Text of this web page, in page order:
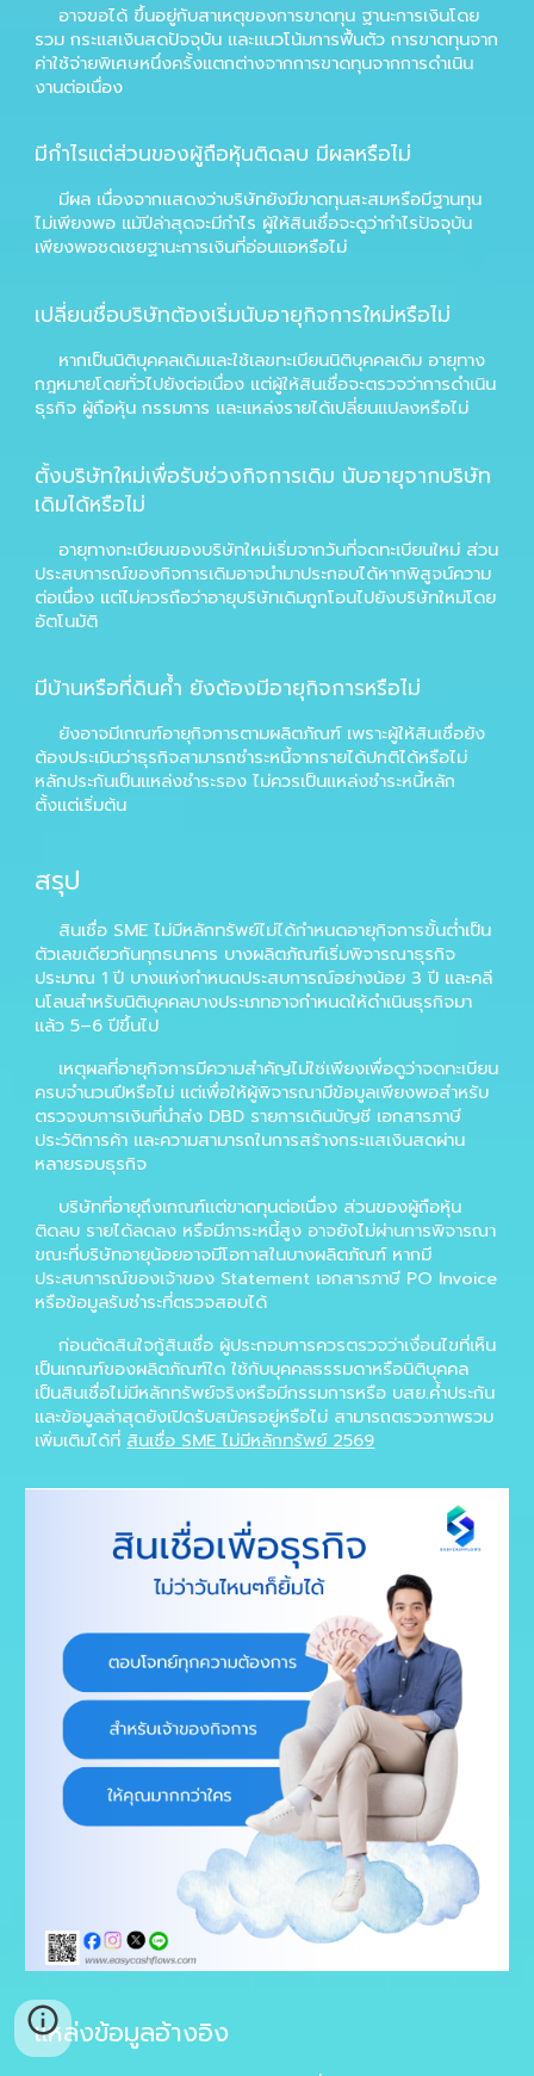
อาจขอได้ ขึ้นอยู่กับสาเหตุของการขาดทุน ฐานะการเงินโดย
รวม กระแสเงินสดปัจจุบัน และแนวโน้มการฟื้นตัว การขาดทุนจาก
ค่าใช้จ่ายพิเศษหนึ่งครั้งแตกต่างจากการขาดทุนจากการดำเนิน
งานต่อเนื่อง
มีกำไรแต่ส่วนของผู้ถือหุ้นติดลบ มีผลหรือไม่
มีผล เนื่องจากแสดงว่าบริษัทยังมีขาดทุนสะสมหรือมีฐานทุน
ไม่เพียงพอ แม้ปีล่าสุดจะมีกำไร ผู้ให้สินเชื่อจะดูว่ากำไรปัจจุบัน
เพียงพอชดเชยฐานะการเงินที่อ่อนแอหรือไม่
เปลี่ยนชื่อบริษัทต้องเริ่มนับอายุกิจการใหม่หรือไม่
หากเป็นนิติบุคคลเดิมและใช้เลขทะเบียนนิติบุคคลเดิม อายุทาง
กฎหมายโดยทั่วไปยังต่อเนื่อง แต่ผู้ให้สินเชื่อจะตรวจว่าการดำเนิน
ธุรกิจ ผู้ถือหุ้น กรรมการ และแหล่งรายได้เปลี่ยนแปลงหรือไม่
ตั้งบริษัทใหม่เพื่อรับช่วงกิจการเดิม นับอายุจากบริษัท
เดิมได้หรือไม่
อายุทางทะเบียนของบริษัทใหม่เริ่มจากวันที่จดทะเบียนใหม่ ส่วน
ประสบการณ์ของกิจการเดิมอาจนำมาประกอบได้หากพิสูจน์ความ
ต่อเนื่อง แต่ไม่ควรถือว่าอายุบริษัทเดิมถูกโอนไปยังบริษัทใหม่โดย
อัตโนมัติ
มีบ้านหรือที่ดินค้ำ ยังต้องมีอายุกิจการหรือไม่
ยังอาจมีเกณฑ์อายุกิจการตามผลิตภัณฑ์ เพราะผู้ให้สินเชื่อยัง
ต้องประเมินว่าธุรกิจสามารถชำระหนี้จากรายได้ปกติได้หรือไม่
หลักประกันเป็นแหล่งชำระรอง ไม่ควรเป็นแหล่งชำระหนี้หลัก
ตั้งแต่เริ่มต้น
สรุป
สินเชื่อ SME ไม่มีหลักทรัพย์ไม่ได้กำหนดอายุกิจการขั้นต่ำเป็น
ตัวเลขเดียวกันทุกธนาคาร บางผลิตภัณฑ์เริ่มพิจารณาธุรกิจ
ประมาณ 1 ปี บางแห่งกำหนดประสบการณ์อย่างน้อย 3 ปี และคลี
นโลนสำหรับนิติบุคคลบางประเภทอาจกำหนดให้ดำเนินธุรกิจมา
แล้ว 5–6 ปีขึ้นไป
เหตุผลที่อายุกิจการมีความสำคัญไม่ใช่เพียงเพื่อดูว่าจดทะเบียน
ครบจำนวนปีหรือไม่ แต่เพื่อให้ผู้พิจารณามีข้อมูลเพียงพอสำหรับ
ตรวจงบการเงินที่นำส่ง DBD รายการเดินบัญชี เอกสารภาษี
ประวัติการค้า และความสามารถในการสร้างกระแสเงินสดผ่าน
หลายรอบธุรกิจ
บริษัทที่อายุถึงเกณฑ์แต่ขาดทุนต่อเนื่อง ส่วนของผู้ถือหุ้น
ติดลบ รายได้ลดลง หรือมีภาระหนี้สูง อาจยังไม่ผ่านการพิจารณา
ขณะที่บริษัทอายุน้อยอาจมีโอกาสในบางผลิตภัณฑ์ หากมี
ประสบการณ์ของเจ้าของ Statement เอกสารภาษี PO Invoice
หรือข้อมูลรับชำระที่ตรวจสอบได้
ก่อนตัดสินใจกู้สินเชื่อ ผู้ประกอบการควรตรวจว่าเงื่อนไขที่เห็น
เป็นเกณฑ์ของผลิตภัณฑ์ใด ใช้กับบุคคลธรรมดาหรือนิติบุคคล
เป็นสินเชื่อไม่มีหลักทรัพย์จริงหรือมีกรรมการหรือ บสย.ค้ำประกัน
และข้อมูลล่าสุดยังเปิดรับสมัครอยู่หรือไม่ สามารถตรวจภาพรวม
เพิ่มเติมได้ที่ สินเชื่อ SME ไม่มีหลักทรัพย์ 2569
แหล่งข้อมูลอ้างอิง